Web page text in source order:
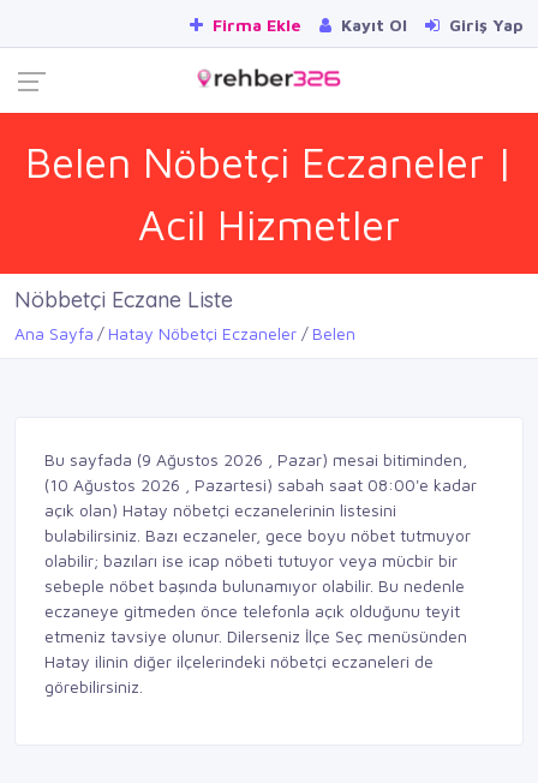
Firma Ekle Kayıt Ol Giriş Yap
Belen Nöbetçi Eczaneler |
Acil Hizmetler
Nöbbetçi Eczane Liste
Ana Sayfa Hatay Nöbetçi Eczaneler Belen
Bu sayfada (9 Ağustos 2026 , Pazar) mesai bitiminden,
(10 Ağustos 2026 , Pazartesi) sabah saat 08:00'e kadar
açık olan) Hatay nöbetçi eczanelerinin listesini
bulabilirsiniz. Bazı eczaneler, gece boyu nöbet tutmuyor
olabilir; bazıları ise icap nöbeti tutuyor veya mücbir bir
sebeple nöbet başında bulunamıyor olabilir. Bu nedenle
eczaneye gitmeden önce telefonla açık olduğunu teyit
etmeniz tavsiye olunur. Dilerseniz İlçe Seç menüsünden
Hatay ilinin diğer ilçelerindeki nöbetçi eczaneleri de
görebilirsiniz.